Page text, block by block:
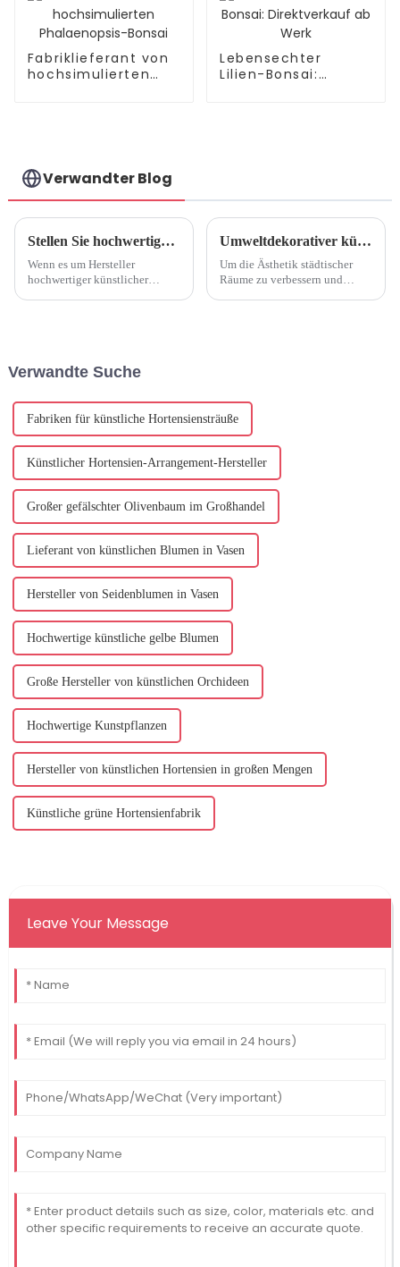
Fabriklieferant von
hochsimulierten
Lebensechter
Lilien-Bonsai:
Verwandter Blog
Stellen Sie hochwertige Hersteller von künstlichen Lotusblumen vor
Wenn es um Hersteller
hochwertiger künstlicher
Vordergrund. Diese Hersteller
von künstlichem Licht...
Umweltdekorativer künstlicher Baum
Um die Ästhetik städtischer
Räume zu verbessern und
entwerfen und zu installieren ...
Verwandte Suche
Fabriken für künstliche Hortensiensträuße
Künstlicher Hortensien-Arrangement-Hersteller
Großer gefälschter Olivenbaum im Großhandel
Lieferant von künstlichen Blumen in Vasen
Hersteller von Seidenblumen in Vasen
Hochwertige künstliche gelbe Blumen
Große Hersteller von künstlichen Orchideen
Hochwertige Kunstpflanzen
Hersteller von künstlichen Hortensien in großen Mengen
Künstliche grüne Hortensienfabrik
Leave Your Message